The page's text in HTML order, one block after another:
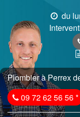
du
Plombier à Perrex
09 72 62 56 56*